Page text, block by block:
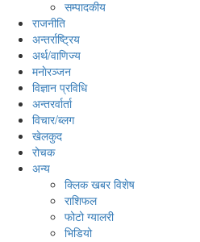
सम्पादकीय
राजनीति
अन्तर्राष्ट्रिय
अर्थ/वाणिज्य
मनाेरञ्जन
विज्ञान प्रविधि
अन्तरर्वार्ता
विचार/ब्लग
खेलकुद
रोचक
अन्य
क्लिक खबर विशेष
राशिफल
फोटो ग्यालरी
भिडियो